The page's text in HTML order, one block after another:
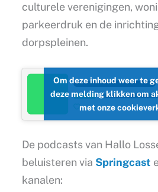
culturele verenigingen,
parkeerdruk en de
dorpspleinen.
Om deze inhoud weer te
deze melding klikken om
met onze
De podcasts van Hallo
beluisteren via Springcast
kanalen: